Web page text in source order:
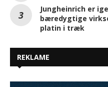
Jungheinrich er
bæredygtige
platin i træk
REKLAME